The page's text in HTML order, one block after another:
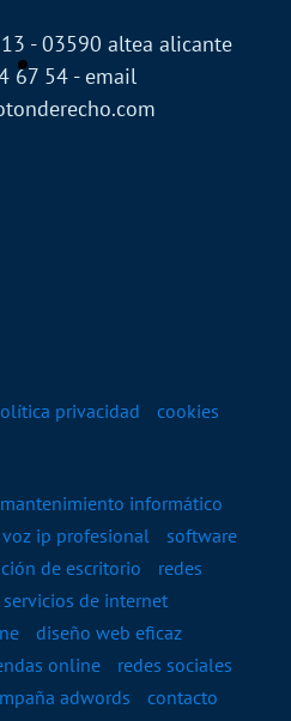
- 03590 altea alicante
67 54 - email
privacidad cookies
mantenimiento informático
voz ip profesional
software
de escritorio
redes
servicios de internet
diseño web eficaz
online
redes sociales
adwords contacto